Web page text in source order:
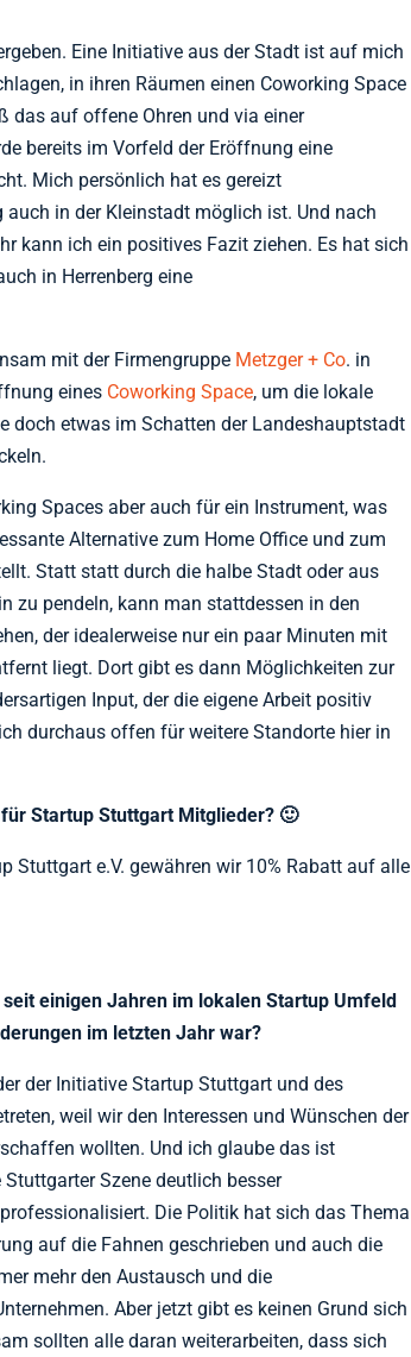
Eine Initiative aus der Stadt ist auf mich
in ihren Räumen einen Coworking Space
das auf offene Ohren und via einer
bereits im Vorfeld der Eröffnung eine
Mich persönlich hat es gereizt
auch in der Kleinstadt möglich ist. Und nach
kann ich ein positives Fazit ziehen. Es hat sich
in Herrenberg eine
mit der Firmengruppe Metzger + Co. in
eines Coworking Space, um die lokale
doch etwas im Schatten der Landeshauptstadt
Spaces aber auch für ein Instrument, was
Alternative zum Home Office und zum
Statt statt durch die halbe Stadt oder aus
zu pendeln, kann man stattdessen in den
der idealerweise nur ein paar Minuten mit
liegt. Dort gibt es dann Möglichkeiten zur
Input, der die eigene Arbeit positiv
durchaus offen für weitere Standorte hier in
Startup Stuttgart Mitglieder? 🙂
Stuttgart e.V. gewähren wir 10% Rabatt auf alle
einigen Jahren im lokalen Startup Umfeld
im letzten Jahr war?
der Initiative Startup Stuttgart und des
weil wir den Interessen und Wünschen der
wollten. Und ich glaube das ist
Szene deutlich besser
Die Politik hat sich das Thema
auf die Fahnen geschrieben und auch die
mehr den Austausch und die
Aber jetzt gibt es keinen Grund sich
sollten alle daran weiterarbeiten, dass sich